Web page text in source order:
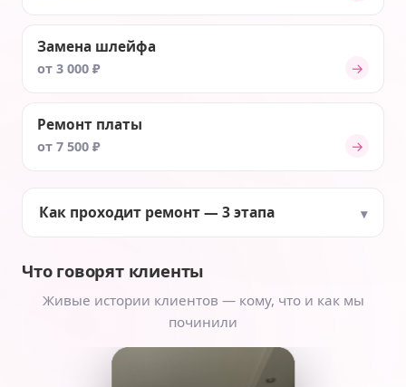
Замена шлейфа
от 3 000 ₽ →
Ремонт платы
от 7 500 ₽ →
Как проходит ремонт — 3 этапа
Что говорят клиенты
Живые истории клиентов — кому, что и как мы
починили